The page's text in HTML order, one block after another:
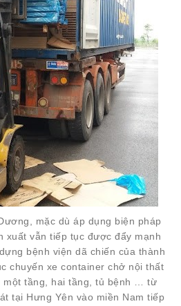
mặc dù áp dụng biện pháp
xuất vẫn tiếp tục được đẩy mạnh
bệnh viện dã chiến của thành
chuyến xe container chở nội thất
một tầng, hai tầng, tủ bệnh … từ
tại Hưng Yên vào miền Nam tiếp